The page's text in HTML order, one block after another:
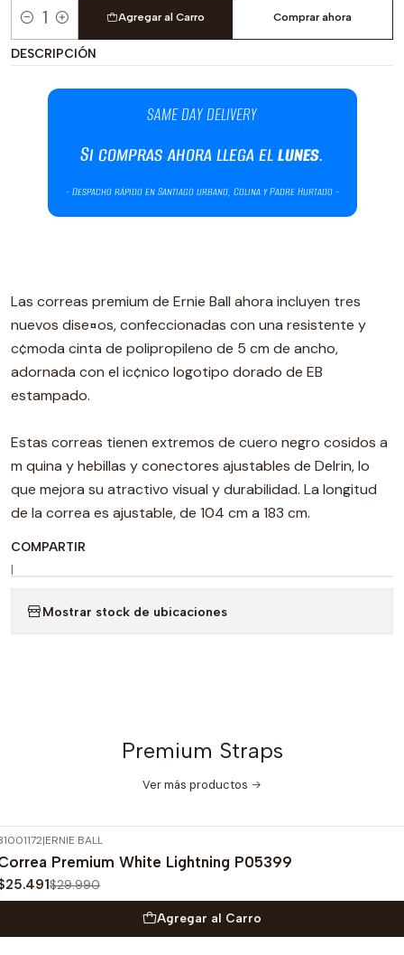
Cantidad
Agregar al Carro Comprar ahora
DESCRIPCIÓN
Las correas premium de Ernie Ball ahora incluyen tres
nuevos dise¤os, confeccionadas con una resistente y
c¢moda cinta de polipropileno de 5 cm de ancho,
adornada con el ic¢nico logotipo dorado de EB
estampado.
Estas correas tienen extremos de cuero negro cosidos a
m quina y hebillas y conectores ajustables de Delrin, lo
que mejora su atractivo visual y durabilidad. La longitud
de la correa es ajustable, de 104 cm a 183 cm.
COMPARTIR
|
Mostrar stock de ubicaciones
Premium Straps
Ver más productos
OFF
|ERNIE BALL
Premium White Lightning P05399
$29.990
Agregar al Carro